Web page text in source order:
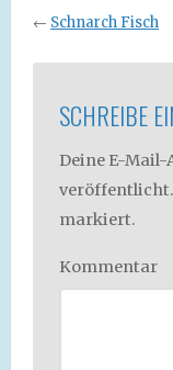
← Schnarch Fisch
SCHREIBE
Deine E-
veröffentlicht.
markiert.
Kommentar